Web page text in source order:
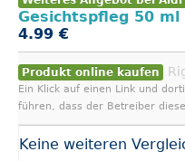
Gesichtspfleg 50 ml
4.99 €
Produkt online kaufen
Ein Klick auf einen Link und
führen, dass der Betreiber
Keine weiteren